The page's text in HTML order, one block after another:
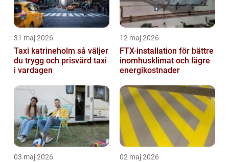
31 maj 2026
Taxi katrineholm så väljer
du trygg och prisvärd taxi
i vardagen
12 maj 2026
FTX-installation för bättre
inomhusklimat och lägre
energikostnader
03 maj 2026 02 maj 2026